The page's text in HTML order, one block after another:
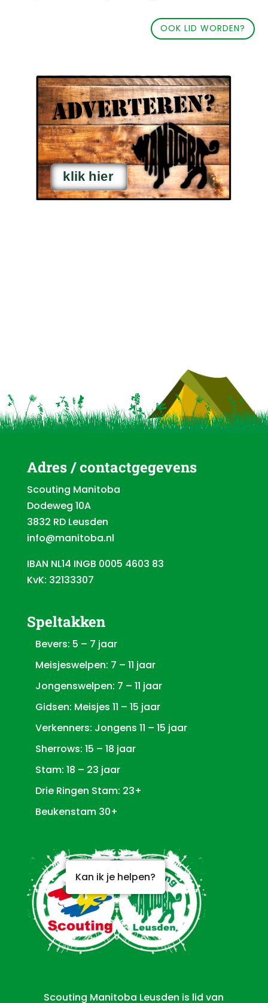
OOK LID WORDEN?
Adres / contactgegevens
Scouting Manitoba
Dodeweg 10A
3832 RD Leusden
info@manitoba.nl
IBAN NL14 INGB 0005 4603 83
KvK: 32133307
Speltakken
Bevers: 5 – 7 jaar
Meisjeswelpen: 7 – 11 jaar
Jongenswelpen: 7 – 11 jaar
Gidsen: Meisjes 11 – 15 jaar
Verkenners: Jongens 11 – 15 jaar
Sherrows: 15 – 18 jaar
Stam: 18 – 23 jaar
Drie Ringen Stam: 23+
Beukenstam 30+
Scouting Manitoba Leusden is lid van
Kan ik je helpen?